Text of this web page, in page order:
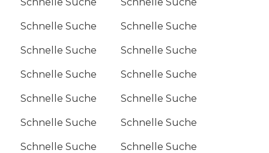
Schnelle Suche Schnelle Suche
Schnelle Suche Schnelle Suche
Schnelle Suche Schnelle Suche
Schnelle Suche Schnelle Suche
Schnelle Suche Schnelle Suche
Schnelle Suche Schnelle Suche